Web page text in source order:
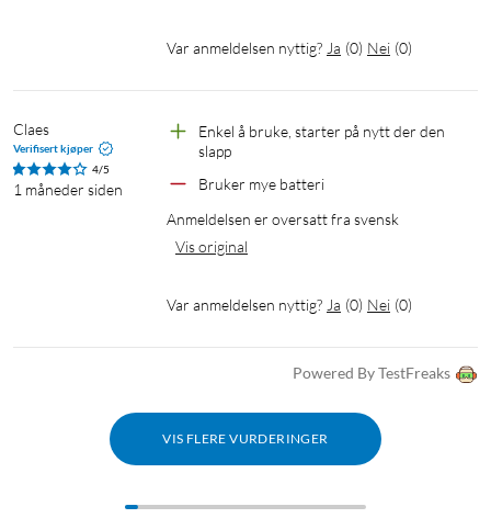
Var anmeldelsen nyttig? Ja (0) Nei (0)
Claes
Verifisert kjøper
4/5
1 måneder siden
Enkel å bruke, starter på nytt der den
slapp
Bruker mye batteri
Anmeldelsen er oversatt fra svensk
Vis original
Var anmeldelsen nyttig? Ja (0) Nei (0)
Powered By TestFreaks
VIS FLERE VURDERINGER